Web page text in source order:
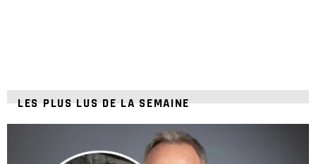
LES PLUS LUS DE LA SEMAINE